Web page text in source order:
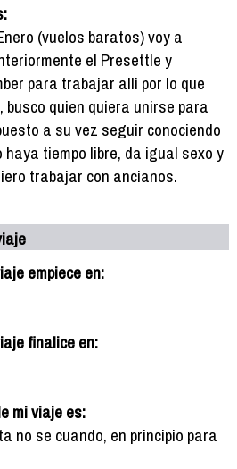
(vuelos baratos) voy a
el Presettle y
para trabajar alli por lo que
quien quiera unirse para
a su vez seguir conociendo
tiempo libre, da igual sexo y
trabajar con ancianos.
empiece en:
finalice en:
mi viaje es:
no se cuando, en principio para